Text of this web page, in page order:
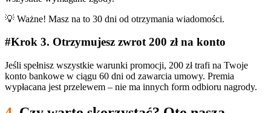
💡 Ważne! Masz na to 30 dni od otrzymania wiadomości.
#Krok 3. Otrzymujesz zwrot 200 zł na konto
Jeśli spełnisz wszystkie warunki promocji, 200 zł trafi na Twoje
konto bankowe w ciągu 60 dni od zawarcia umowy. Premia
wypłacana jest przelewem – nie ma innych form odbioru nagrody.